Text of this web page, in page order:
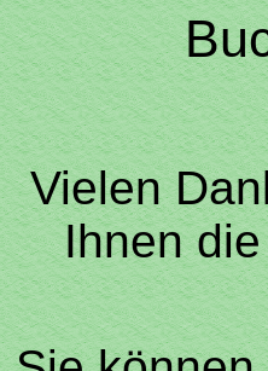
Vielen
Ihnen